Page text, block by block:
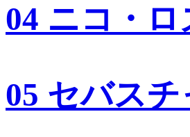
04 ニコ・
05 セバス